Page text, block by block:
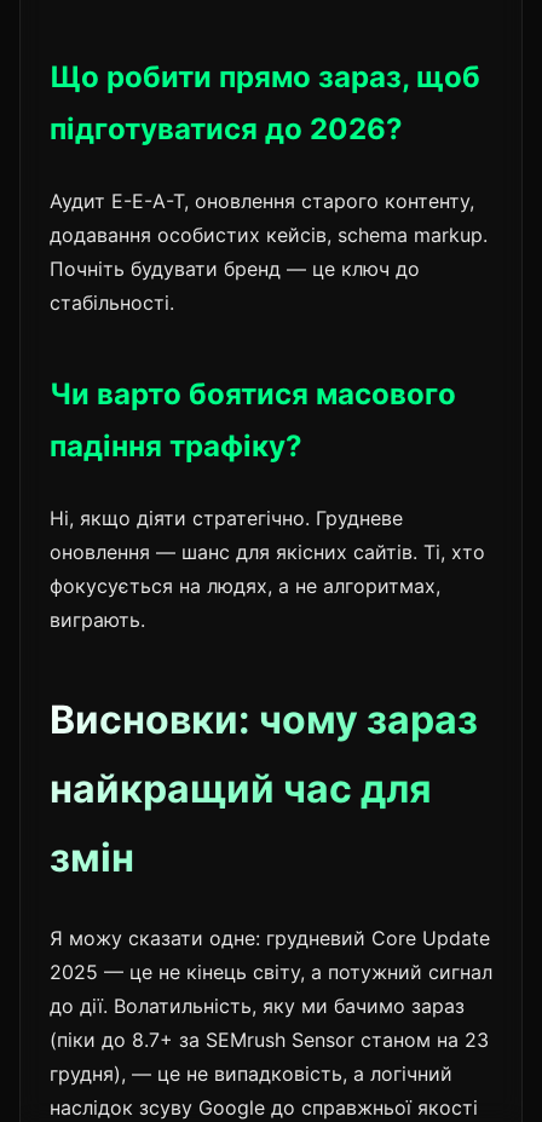
Що робити прямо зараз, щоб
підготуватися до 2026?
Аудит E-E-A-T, оновлення старого контенту,
додавання особистих кейсів, schema markup.
Почніть будувати бренд — це ключ до
стабільності.
Чи варто боятися масового
падіння трафіку?
Ні, якщо діяти стратегічно. Грудневе
оновлення — шанс для якісних сайтів. Ті, хто
фокусується на людях, а не алгоритмах,
виграють.
Висновки: чому зараз
найкращий час для
змін
Я можу сказати одне: грудневий Core Update
2025 — це не кінець світу, а потужний сигнал
до дії. Волатильність, яку ми бачимо зараз
(піки до 8.7+ за SEMrush Sensor станом на 23
грудня), — це не випадковість, а логічний
наслідок зсуву Google до справжньої якості